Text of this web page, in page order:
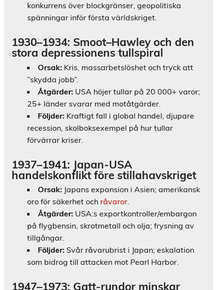
konkurrens över blockgränser, geopolitiska
spänningar inför första världskriget.
1930–1934: Smoot–Hawley och den
stora depressionens tullspiral
Orsak: Kris, massarbetslöshet och tryck att
”skydda jobb”.
Åtgärder: USA höjer tullar på 20 000+ varor;
25+ länder svarar med motåtgärder.
Följder: Kraftigt fall i global handel, djupare
recession, skolboksexempel på hur tullar
förvärrar kriser.
1937–1941: Japan-USA
handelskonflikt före stillahavskriget
Orsak: Japans expansion i Asien; amerikansk
oro för säkerhet och råvaror.
Åtgärder: USA:s exportkontroller/embargon
på flygbensin, skrotmetall och olja; frysning av
tillgångar.
Följder: Svår råvarubrist i Japan; eskalation
som bidrog till attacken mot Pearl Harbor.
1947–1973: Gatt-rundor minskar